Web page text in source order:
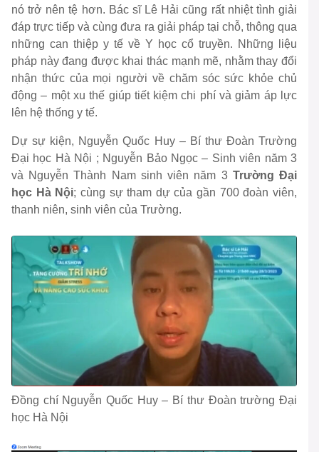
nó trở nên tệ hơn. Bác sĩ Lê Hải cũng rất nhiệt tình giải
đáp trực tiếp và cùng đưa ra giải pháp tại chỗ, thông qua
những can thiệp y tế về Y học cổ truyền. Những liệu
pháp này đang được khai thác mạnh mẽ, nhằm thay đổi
nhận thức của mọi người về chăm sóc sức khỏe chủ
động – một xu thế giúp tiết kiệm chi phí và giảm áp lực
lên hệ thống y tế.
Dự sự kiện, Nguyễn Quốc Huy – Bí thư Đoàn Trường
Đại học Hà Nội ; Nguyễn Bảo Ngọc – Sinh viên năm 3
và Nguyễn Thành Nam sinh viên năm 3 Trường Đại
học Hà Nội; cùng sự tham dự của gần 700 đoàn viên,
thanh niên, sinh viên của Trường.
Đồng chí Nguyễn Quốc Huy – Bí thư Đoàn trường Đại
học Hà Nội